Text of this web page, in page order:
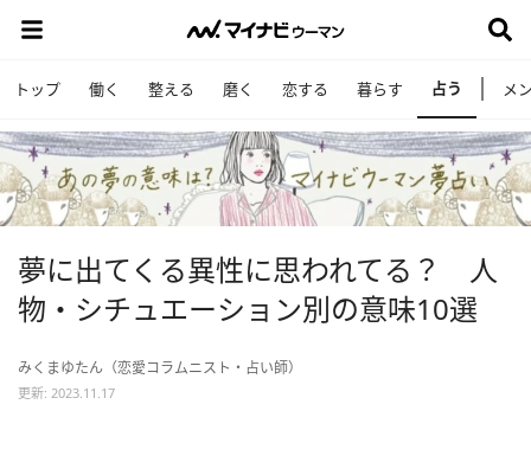
トップ 働く 整える 磨く 恋する 暮らす 占う メ
夢に出てくる異性に思われてる？ 人
物・シチュエーション別の意味10選
みくまゆたん（恋愛コラムニスト・占い師）
更新: 2023.11.17